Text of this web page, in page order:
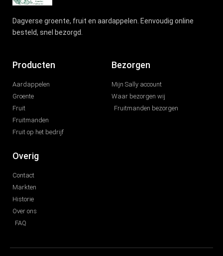
Dagverse groente, fruit en aardappelen. Eenvoudig online
besteld, snel bezorgd.
Producten
Aardappelen
Groente
Fruit
Fruitmanden
Fruit op het bedrijf
Bezorgen
Mijn Sally account
Waar bezorgen wij
Fruitmanden bezorgen
Overig
Contact
Markten
Historie
Over ons
FAQ